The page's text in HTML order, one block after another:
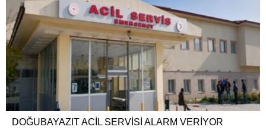
DOĞUBAYAZIT ACİL SERVİSİ ALARM VERİYOR